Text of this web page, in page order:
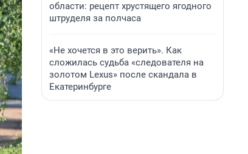
области: рецепт хрустящего ягодного
штруделя за полчаса
«Не хочется в это верить». Как
сложилась судьба «следователя на
золотом Lexus» после скандала в
Екатеринбурге